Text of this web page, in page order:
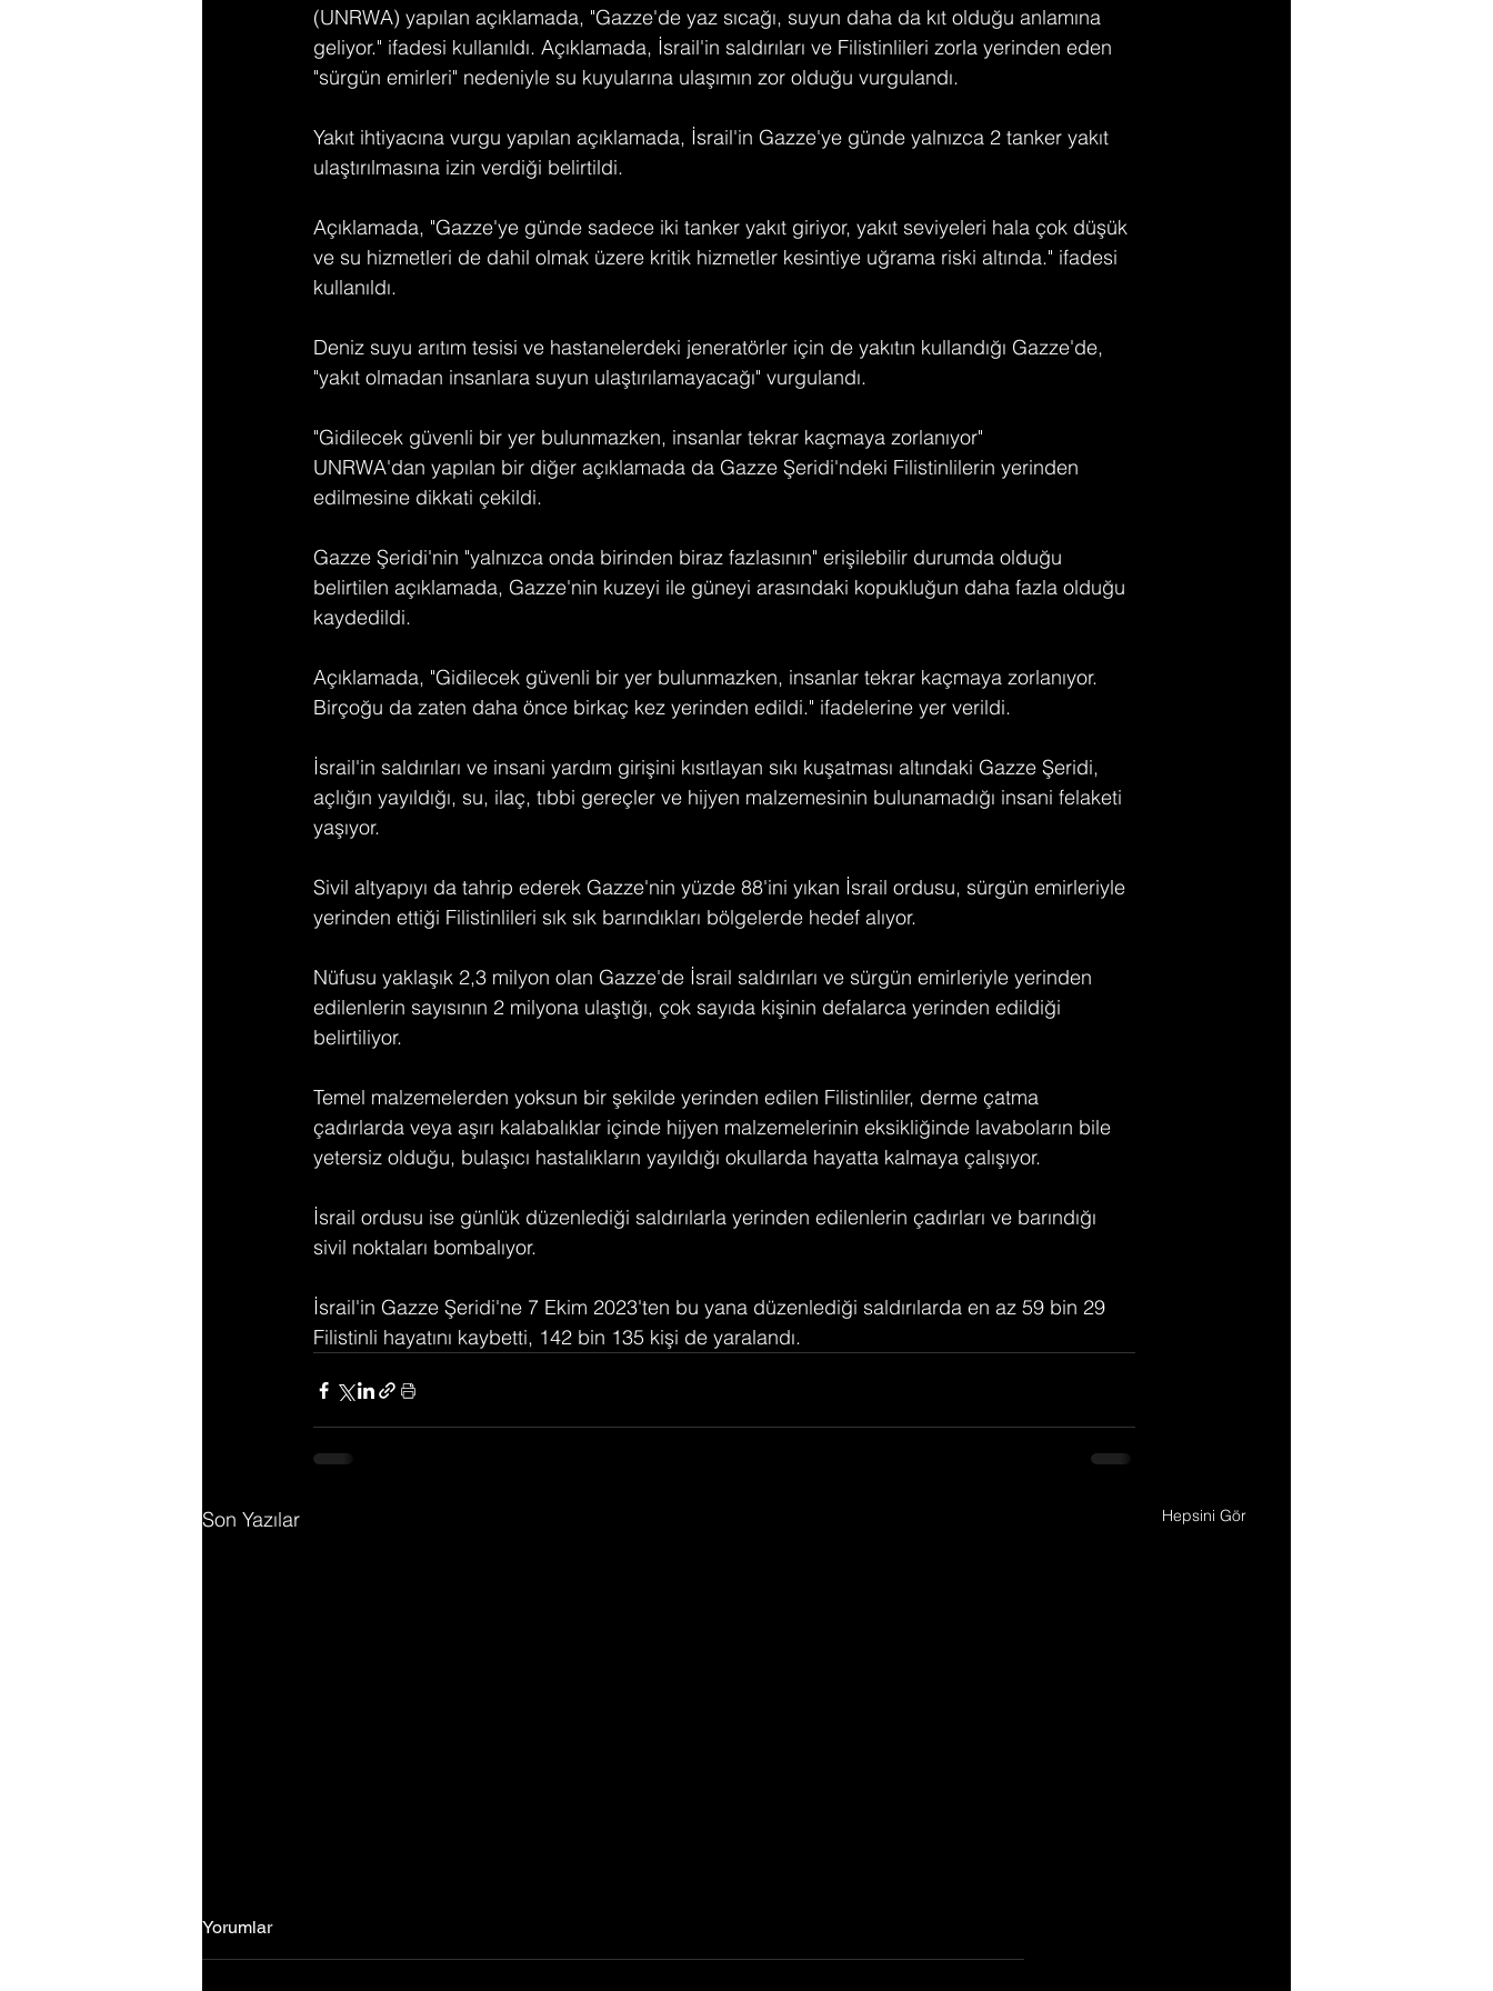
(UNRWA) yapılan açıklamada, "Gazze'de yaz sıcağı, suyun daha da kıt olduğu anlamına
geliyor." ifadesi kullanıldı. Açıklamada, İsrail'in saldırıları ve Filistinlileri zorla yerinden eden
"sürgün emirleri" nedeniyle su kuyularına ulaşımın zor olduğu vurgulandı.
Yakıt ihtiyacına vurgu yapılan açıklamada, İsrail'in Gazze'ye günde yalnızca 2 tanker yakıt
ulaştırılmasına izin verdiği belirtildi.
Açıklamada, "Gazze'ye günde sadece iki tanker yakıt giriyor, yakıt seviyeleri hala çok düşük
ve su hizmetleri de dahil olmak üzere kritik hizmetler kesintiye uğrama riski altında." ifadesi
kullanıldı.
Deniz suyu arıtım tesisi ve hastanelerdeki jeneratörler için de yakıtın kullandığı Gazze'de,
"yakıt olmadan insanlara suyun ulaştırılamayacağı" vurgulandı.
"Gidilecek güvenli bir yer bulunmazken, insanlar tekrar kaçmaya zorlanıyor"
UNRWA'dan yapılan bir diğer açıklamada da Gazze Şeridi'ndeki Filistinlilerin yerinden
edilmesine dikkati çekildi.
Gazze Şeridi'nin "yalnızca onda birinden biraz fazlasının" erişilebilir durumda olduğu
belirtilen açıklamada, Gazze'nin kuzeyi ile güneyi arasındaki kopukluğun daha fazla olduğu
kaydedildi.
Açıklamada, "Gidilecek güvenli bir yer bulunmazken, insanlar tekrar kaçmaya zorlanıyor.
Birçoğu da zaten daha önce birkaç kez yerinden edildi." ifadelerine yer verildi.
İsrail'in saldırıları ve insani yardım girişini kısıtlayan sıkı kuşatması altındaki Gazze Şeridi,
açlığın yayıldığı, su, ilaç, tıbbi gereçler ve hijyen malzemesinin bulunamadığı insani felaketi
yaşıyor.
Sivil altyapıyı da tahrip ederek Gazze'nin yüzde 88'ini yıkan İsrail ordusu, sürgün emirleriyle
yerinden ettiği Filistinlileri sık sık barındıkları bölgelerde hedef alıyor.
Nüfusu yaklaşık 2,3 milyon olan Gazze'de İsrail saldırıları ve sürgün emirleriyle yerinden
edilenlerin sayısının 2 milyona ulaştığı, çok sayıda kişinin defalarca yerinden edildiği
belirtiliyor.
Temel malzemelerden yoksun bir şekilde yerinden edilen Filistinliler, derme çatma
çadırlarda veya aşırı kalabalıklar içinde hijyen malzemelerinin eksikliğinde lavaboların bile
yetersiz olduğu, bulaşıcı hastalıkların yayıldığı okullarda hayatta kalmaya çalışıyor.
İsrail ordusu ise günlük düzenlediği saldırılarla yerinden edilenlerin çadırları ve barındığı
sivil noktaları bombalıyor.
İsrail'in Gazze Şeridi'ne 7 Ekim 2023'ten bu yana düzenlediği saldırılarda en az 59 bin 29
Filistinli hayatını kaybetti, 142 bin 135 kişi de yaralandı.
Son Yazılar Hepsini Gör
Yorumlar